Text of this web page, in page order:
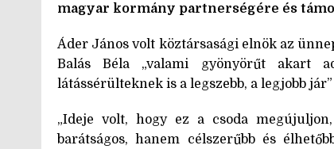
magyar kormány partnerségére és
Áder János volt köztársasági elnök az
Balás Béla „valami gyönyörűt akart
látássérülteknek is a legszebb, a legjobb
„Ideje volt, hogy ez a csoda
barátságos, hanem célszerűbb és